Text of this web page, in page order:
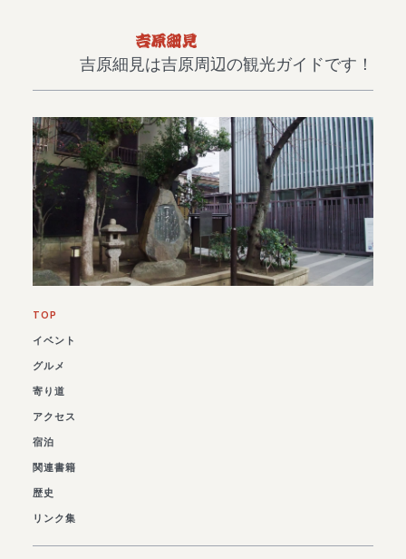
吉原細見は吉原周辺の観光ガイドです！
TOP
イベント
グルメ
寄り道
アクセス
宿泊
関連書籍
歴史
リンク集